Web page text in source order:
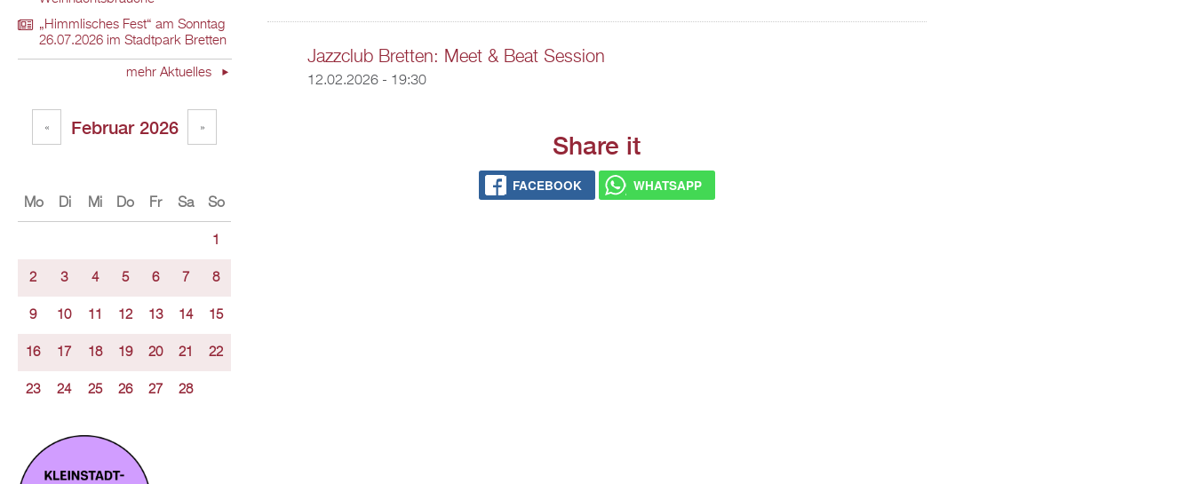
Jazzclub Bretten: Meet & Beat Session
12.02.2026 - 19:30
Share it
FACEBOOK WHATSAPP
„Himmlisches Fest“ am Sonntag
26.07.2026 im Stadtpark Bretten
mehr Aktuelles
Februar 2026
« »
Mo Di Mi Do Fr Sa So
1
2 3 4 5 6 7 8
9 10 11 12 13 14 15
16 17 18 19 20 21 22
23 24 25 26 27 28